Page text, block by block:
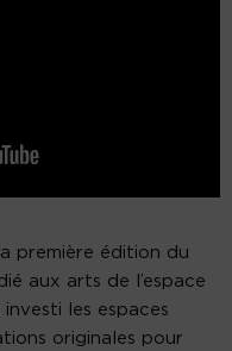
première édition du
aux arts de l’espace
les espaces
originales pour